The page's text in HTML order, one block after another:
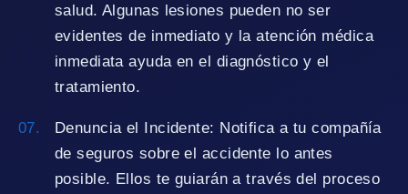
salud. Algunas lesiones pueden no ser
evidentes de inmediato y la atención médica
inmediata ayuda en el diagnóstico y el
tratamiento.
Denuncia el Incidente: Notifica a tu compañía
de seguros sobre el accidente lo antes
posible. Ellos te guiarán a través del proceso